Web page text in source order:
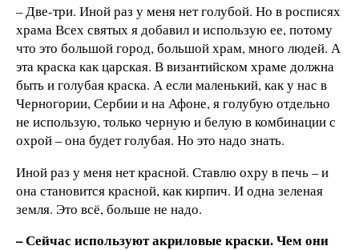
– Две-три. Иной раз у меня нет голубой. Но в росписях
храма Всех святых я добавил и использую ее, потому
что это большой город, большой храм, много людей. А
эта краска как царская. В византийском храме должна
быть и голубая краска. А если маленький, как у нас в
Черногории, Сербии и на Афоне, я голубую отдельно
не использую, только черную и белую в комбинации с
охрой – она будет голубая. Но это надо знать.
Иной раз у меня нет красной. Ставлю охру в печь – и
она становится красной, как кирпич. И одна зеленая
земля. Это всё, больше не надо.
– Сейчас используют акриловые краски. Чем они